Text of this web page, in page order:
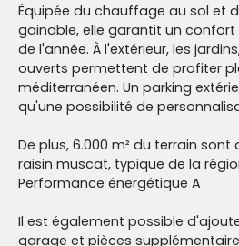
Équipée du chauffage au sol et
gainable, elle garantit un
de l'année. À l'extérieur, les
ouverts permettent de profiter
méditerranéen. Un parking
qu'une possibilité de
De plus, 6.000 m² du terrain
raisin muscat, typique de la
Performance énergétique A
Il est également possible
garage et pièces